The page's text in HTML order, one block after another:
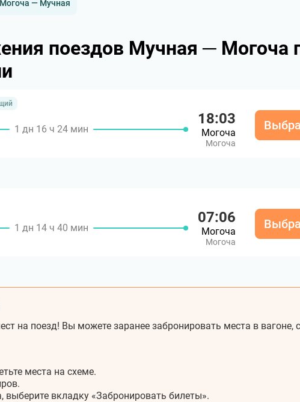
Могоча — Мучная
поездов Мучная ─ Могоча
1 дн 16 ч 24 мин
18:03
Могоча
Могоча
1 дн 14 ч 40 мин
07:06
Могоча
Могоча
на поезд! Вы можете заранее забронировать места в вагоне,
места на схеме.
выберите вкладку «Забронировать билеты».